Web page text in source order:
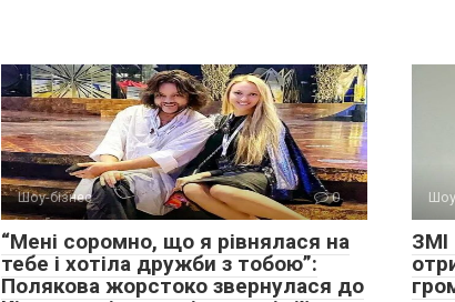
Шоу-бізнес 0
“Мені соромно, що я рівнялася на
тебе і хотіла дружби з тобою”:
Полякова жорстоко звернулася до